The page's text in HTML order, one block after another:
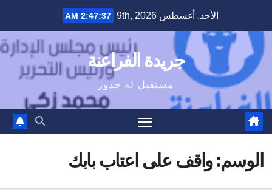
content
الأحد. أغسطس 9th, 2026 2:47:38 AM
جريدة الفراعنة
مستقبل له جذور
الوسم:واقف على اعتاب بابك